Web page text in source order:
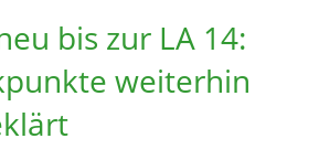
bis zur LA 14:
weiterhin